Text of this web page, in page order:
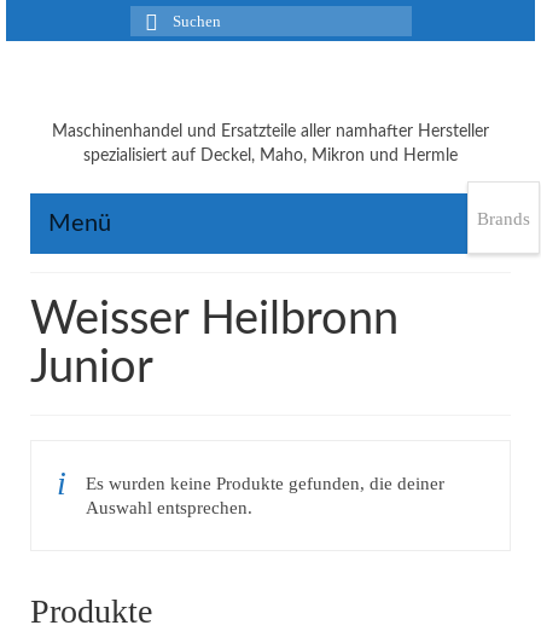
Suchen
nach:
Maschinenhandel und Ersatzteile aller namhafter Hersteller
spezialisiert auf Deckel, Maho, Mikron und Hermle
Menü
Weisser Heilbronn
Junior
Es wurden keine Produkte gefunden, die deiner
Auswahl entsprechen.
Produkte
Brands